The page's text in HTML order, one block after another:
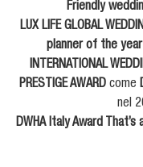
Friendly
LUX LIFE GLOBAL
planner of the
INTERNATIONAL
PRESTIGE AWARD come
nel
DWHA Italy Award That’s